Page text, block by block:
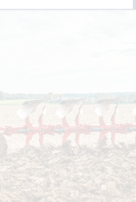
ET ÉTRAVES TYPE
ET ÉTRAVES TYPE
ET ÉTRAVES TYPE
ET ÉTRAVES TYPE